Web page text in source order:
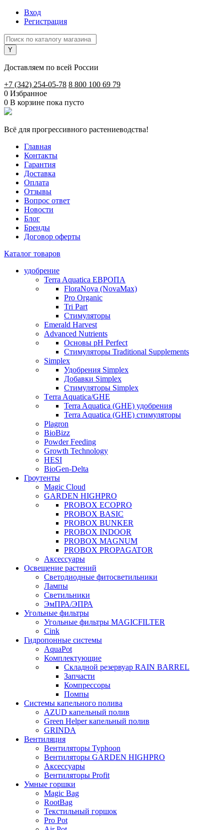
Вход
Регистрация
Доставляем по всей России
+7 (342) 254-05-78 8 800 100 69 79
0 Избранное
0 В корзине пока пусто
Всё для прогрессивного растениеводства!
Главная
Контакты
Гарантия
Доставка
Оплата
Отзывы
Вопрос ответ
Новости
Блог
Бренды
Договор оферты
Каталог товаров
удобрение
Terra Aquatica ЕВРОПА
FloraNova (NovaMax)
Pro Organic
Tri Part
Стимуляторы
Emerald Harvest
Advanced Nutrients
Основы pH Perfect
Стимуляторы Traditional Supplements
Simplex
Удобрения Simplex
Добавки Simplex
Стимуляторы Simplex
Тerra Aquatica/GHE
Terra Aquatica (GHE) удобрения
Terra Aquatica (GHE) стимуляторы
Plagron
BioBizz
Powder Feeding
Growth Technology
HESI
BioGen-Delta
Гроутенты
Magic Cloud
GARDEN HIGHPRO
PROBOX ECOPRO
PROBOX BASIC
PROBOX BUNKER
PROBOX INDOOR
PROBOX MAGNUM
PROBOX PROPAGATOR
Аксессуары
Освещение растений
Светодиодные фитосветильники
Лампы
Светильники
ЭмПРА/ЭПРА
Угольные фильтры
Угольные фильтры MAGICFILTER
Cink
Гидропонные системы
AquaPot
Комплектующие
Складной резервуар RAIN BARREL
Запчасти
Компрессоры
Помпы
Системы капельного полива
AZUD капельный полив
Green Helper капельный полив
GRINDA
Вентиляция
Вентиляторы Typhoon
Вентиляторы GARDEN HIGHPRO
Аксессуары
Вентиляторы Profit
Умные горшки
Magic Bag
RootBag
Текстильный горшок
Pro Pot